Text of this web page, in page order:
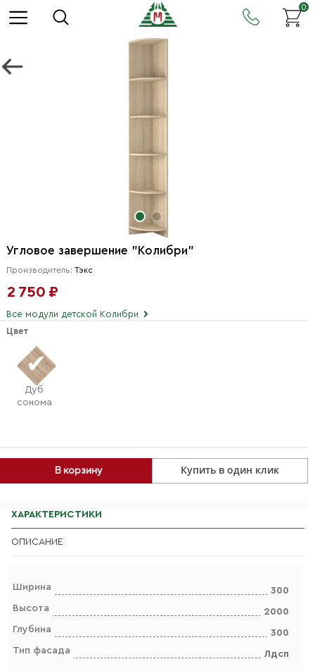
0
Угловое завершение "Колибри"
Производитель: Тэкс
2 750 ₽
В корзину Купить в один клик
Цвет
Дуб
сонома
Все модули детской Колибри
ХАРАКТЕРИСТИКИ
ОПИСАНИЕ
Ширина
300
Высота
2000
Глубина
300
Тип фасада
Лдсп